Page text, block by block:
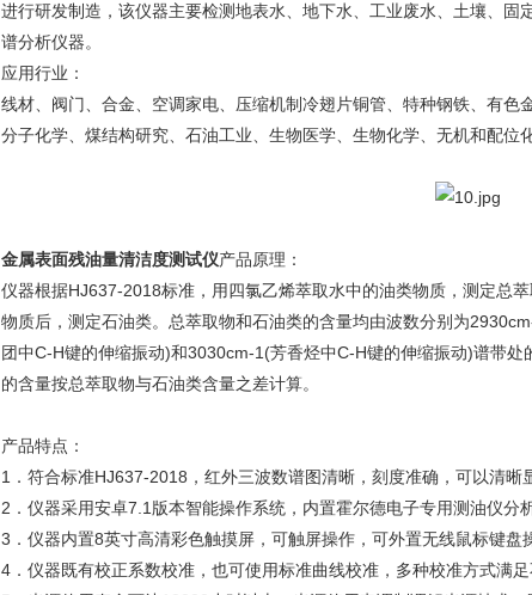
进行研发制造，该仪器主要检测地表水、地下水、工业废水、土壤、
谱分析仪器。
应用行业：
线材、阀门、合金、空调家电、压缩机制冷翅片铜管、特种钢铁、有
分子化学、煤结构研究、石油工业、生物医学、生物化学、无机和配位
金属表面残油量清洁度测试仪产品原理：
仪器根据HJ637-2018标准，用四氯乙烯萃取水中的油类物质，测定总
物质后，测定石油类。总萃取物和石油类的含量均由波数分别为
团中C-H键的伸缩振动)和3030cm-1(芳香烃中C-H键的伸缩振动)谱带
的含量按总萃取物与石油类含量之差计算。
产品特点：
1．符合标准HJ637-2018，红外三波数谱图清晰，刻度准确，可以清晰
2．仪器采用安卓7.1版本智能操作系统，内置霍尔德电子专用测油仪分
3．仪器内置8英寸高清彩色触摸屏，可触屏操作，可外置无线鼠标键盘
4．仪器既有校正系数校准，也可使用标准曲线校准，多种校准方式满